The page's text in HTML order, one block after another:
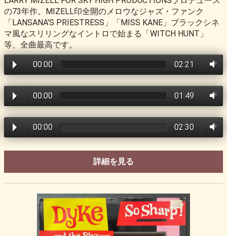
の73年作。MIZELL印全開のメロウなジャズ・ファンク
「LANSANA'S PRIESTRESS」「MISS KANE」ブラックシネ
マ風なスリリングなイントロで始まる「WITCH HUNT」
等、全曲最高です。
00:00 02:21
00:00 01:49
00:00 02:30
詳細を見る